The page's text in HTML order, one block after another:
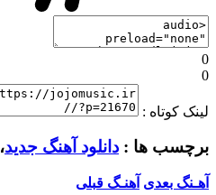
0
0
لینک کوتاه :
برچسب ها : دانلود آهنگ جدید،
آهـنگ بعدی آهنـگ قبلی